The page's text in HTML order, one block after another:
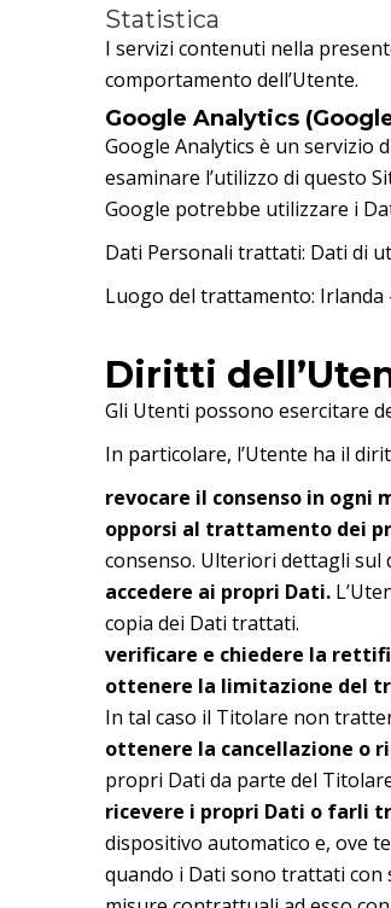
Statistica
I servizi contenuti nella
comportamento dell’Utente.
Google Analytics
Google Analytics è un servizio
esaminare l’utilizzo di questo
Google potrebbe utilizzare i
Dati Personali trattati: Dati di
Luogo del trattamento: Irlanda
Diritti
Gli Utenti possono esercitare
In particolare, l’Utente ha il
revocare il consenso in ogni
opporsi al trattamento dei
consenso. Ulteriori dettagli
accedere ai propri Dati.
copia dei Dati trattati.
verificare e chiedere la
ottenere la limitazione del
In tal caso il Titolare non
ottenere la cancellazione o
propri Dati da parte del
ricevere i propri Dati o farli
dispositivo automatico e, ove
quando i Dati sono trattati con